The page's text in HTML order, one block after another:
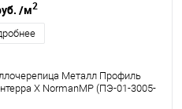
/м2
Металл Профиль
X NormanMP (ПЭ-01-3005-